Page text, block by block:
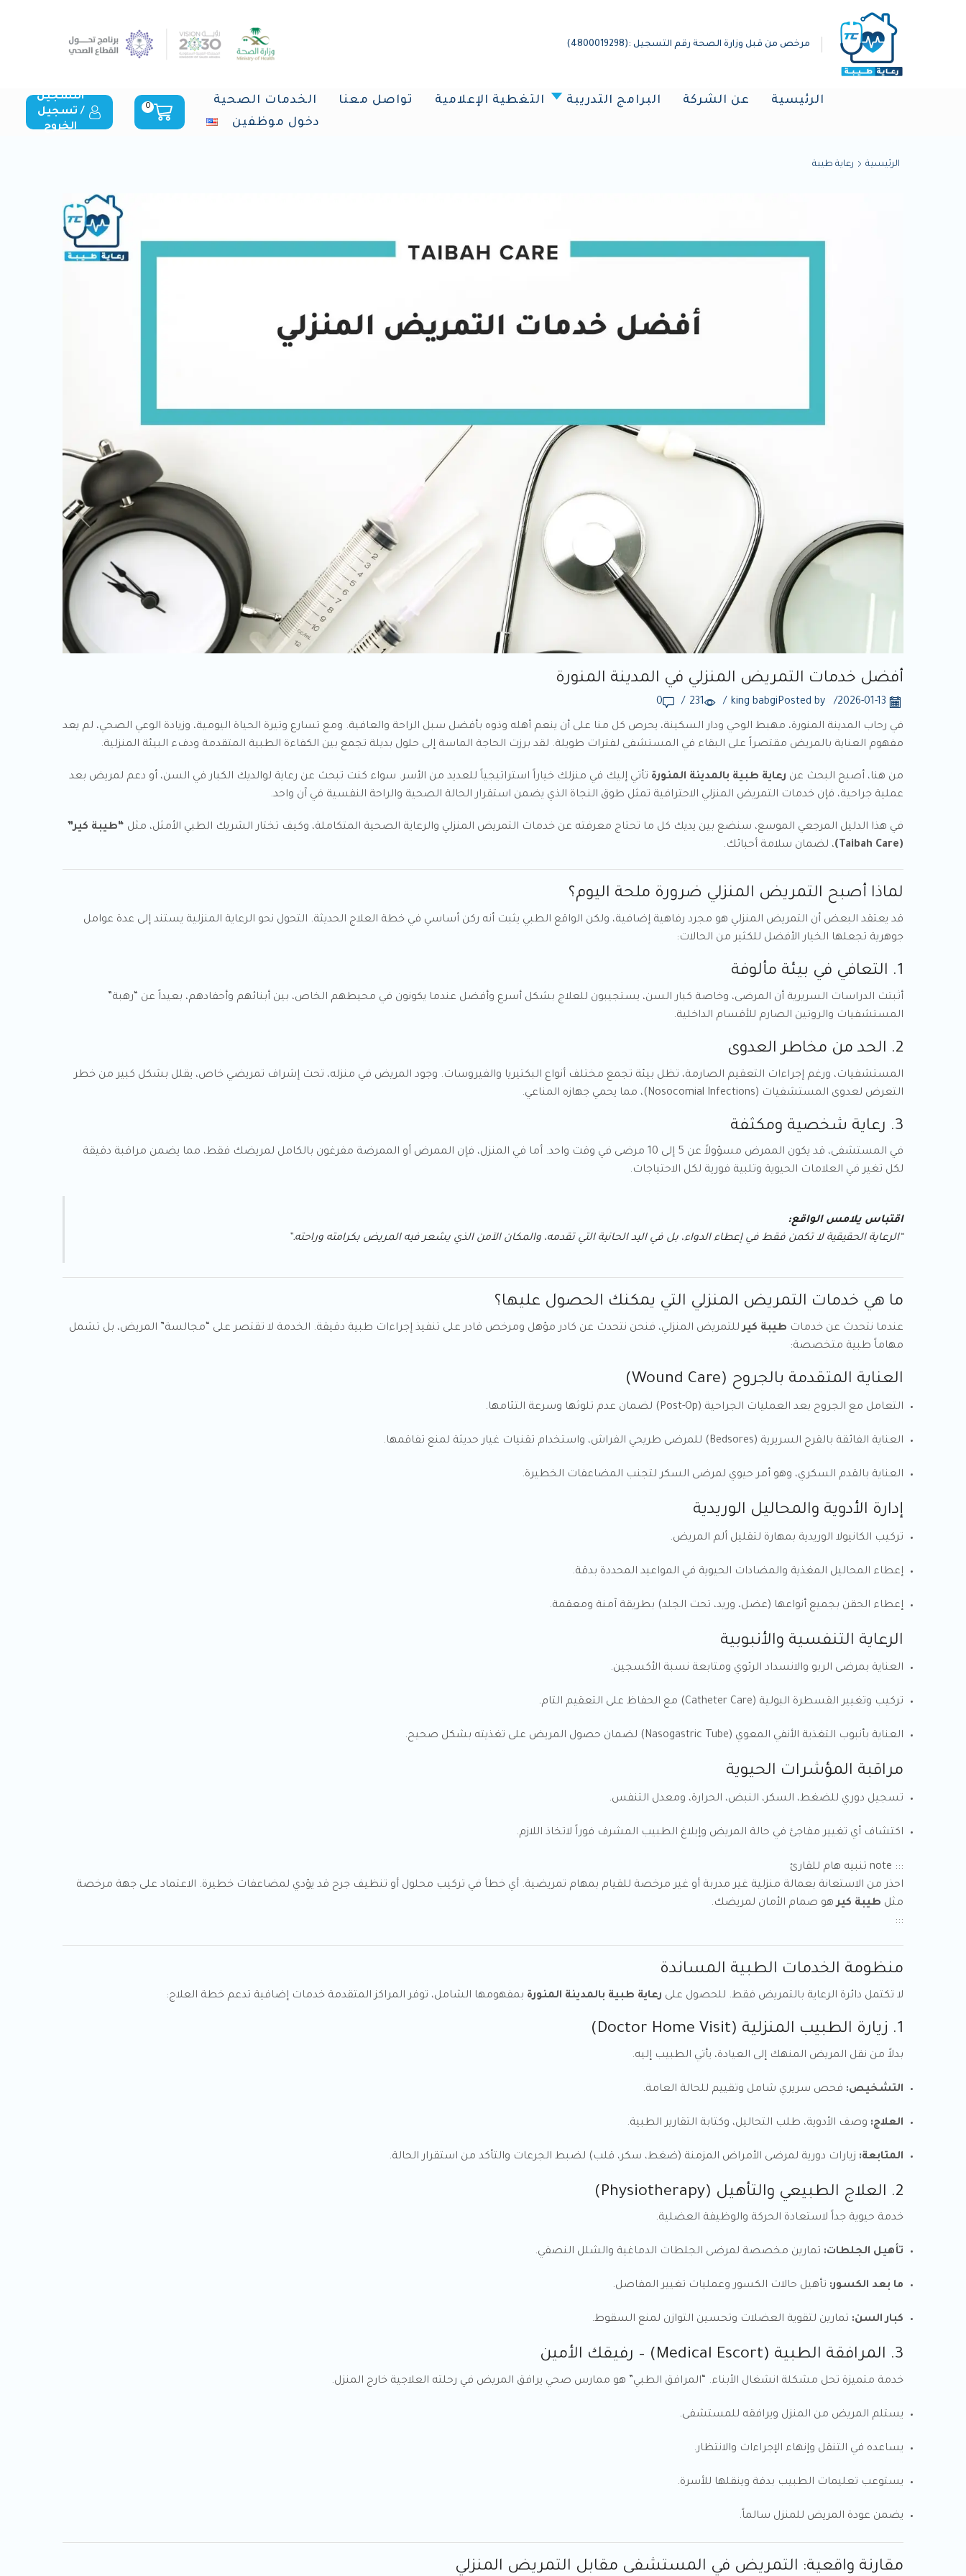
مرخص من قبل وزارة الصحة رقم التسجيل :(4800019298)
الرئيسية عن الشركة البرامج التدريبة التغطية الإعلامية تواصل معنا
الخدمات الصحية
دخول موظفين
0
التسجيل
/ تسجيل
الخروج
الرئيسية رعاية طيبة
أفضل خدمات التمريض المنزلي في المدينة المنورة
/
Posted by
king babgi
/
231
/
0
في رحاب المدينة المنورة، مهبط الوحي ودار السكينة، يحرص كل منا على أن ينعم أهله وذوه بأفضل سبل الراحة والعافية. ومع تسارع وتيرة الحياة اليومية، وزيادة الوعي الصحي، لم يعد
مفهوم العناية بالمريض مقتصراً على البقاء في المستشفى لفترات طويلة. لقد برزت الحاجة الماسة إلى حلول بديلة تجمع بين الكفاءة الطبية المتقدمة ودفء البيئة المنزلية.
من هنا، أصبح البحث عن رعاية طبية بالمدينة المنورة تأتي إليك في منزلك خياراً استراتيجياً للعديد من الأسر. سواء كنت تبحث عن رعاية لوالديك الكبار في السن، أو دعم لمريض بعد
عملية جراحية، فإن خدمات التمريض المنزلي الاحترافية تمثل طوق النجاة الذي يضمن استقرار الحالة الصحية والراحة النفسية في آن واحد.
في هذا الدليل المرجعي الموسع، سنضع بين يديك كل ما تحتاج معرفته عن خدمات التمريض المنزلي والرعاية الصحية المتكاملة، وكيف تختار الشريك الطبي الأمثل، مثل “طيبة كير”
(Taibah Care)
، لضمان سلامة أحبائك.
لماذا أصبح التمريض المنزلي ضرورة ملحة اليوم؟
قد يعتقد البعض أن التمريض المنزلي هو مجرد رفاهية إضافية، ولكن الواقع الطبي يثبت أنه ركن أساسي في خطة العلاج الحديثة. التحول نحو الرعاية المنزلية يستند إلى عدة عوامل
جوهرية تجعلها الخيار الأفضل للكثير من الحالات:
1. التعافي في بيئة مألوفة
أثبتت الدراسات السريرية أن المرضى، وخاصة كبار السن، يستجيبون للعلاج بشكل أسرع وأفضل عندما يكونون في محيطهم الخاص، بين أبنائهم وأحفادهم، بعيداً عن “رهبة”
المستشفيات والروتين الصارم للأقسام الداخلية.
2. الحد من مخاطر العدوى
المستشفيات، ورغم إجراءات التعقيم الصارمة، تظل بيئة تجمع مختلف أنواع البكتيريا والفيروسات. وجود المريض في منزله، تحت إشراف تمريضي خاص، يقلل بشكل كبير من خطر
التعرض لعدوى المستشفيات (Nosocomial Infections)، مما يحمي جهازه المناعي.
3. رعاية شخصية ومكثفة
في المستشفى، قد يكون الممرض مسؤولاً عن 5 إلى 10 مرضى في وقت واحد. أما في المنزل، فإن الممرض أو الممرضة مفرغون بالكامل لمريضك فقط، مما يضمن مراقبة دقيقة
لكل تغير في العلامات الحيوية وتلبية فورية لكل الاحتياجات.
اقتباس يلامس الواقع:
“الرعاية الحقيقية لا تكمن فقط في إعطاء الدواء، بل في اليد الحانية التي تقدمه، والمكان الآمن الذي يشعر فيه المريض بكرامته وراحته.”
ما هي خدمات التمريض المنزلي التي يمكنك الحصول عليها؟
عندما نتحدث عن خدمات طيبة كيرللتمريض المنزلي، فنحن نتحدث عن كادر مؤهل ومرخص قادر على تنفيذ إجراءات طبية دقيقة. الخدمة لا تقتصر على “مجالسة” المريض، بل تشمل
مهاماً طبية متخصصة:
العناية المتقدمة بالجروح (Wound Care)
التعامل مع الجروح بعد العمليات الجراحية (Post-Op) لضمان عدم تلوثها وسرعة التئامها.
العناية الفائقة بالقرح السريرية (Bedsores) للمرضى طريحي الفراش، واستخدام تقنيات غيار حديثة لمنع تفاقمها.
العناية بالقدم السكري، وهو أمر حيوي لمرضى السكر لتجنب المضاعفات الخطيرة.
إدارة الأدوية والمحاليل الوريدية
تركيب الكانيولا الوريدية بمهارة لتقليل ألم المريض.
إعطاء المحاليل المغذية والمضادات الحيوية في المواعيد المحددة بدقة.
إعطاء الحقن بجميع أنواعها (عضل، وريد، تحت الجلد) بطريقة آمنة ومعقمة.
الرعاية التنفسية والأنبوبية
العناية بمرضى الربو والانسداد الرئوي ومتابعة نسبة الأكسجين.
تركيب وتغيير القسطرة البولية (Catheter Care) مع الحفاظ على التعقيم التام.
العناية بأنبوب التغذية الأنفي المعوي (Nasogastric Tube) لضمان حصول المريض على تغذيته بشكل صحيح.
مراقبة المؤشرات الحيوية
تسجيل دوري للضغط، السكر، النبض، الحرارة، ومعدل التنفس.
اكتشاف أي تغيير مفاجئ في حالة المريض وإبلاغ الطبيب المشرف فوراً لاتخاذ اللازم.
::: note تنبيه هام للقارئ
احذر من الاستعانة بعمالة منزلية غير مدربة أو غير مرخصة للقيام بمهام تمريضية. أي خطأ في تركيب محلول أو تنظيف جرح قد يؤدي لمضاعفات خطيرة. الاعتماد على جهة مرخصة
مثل طيبة كيرهو صمام الأمان لمريضك.
:::
منظومة الخدمات الطبية المساندة
لا تكتمل دائرة الرعاية بالتمريض فقط. للحصول على رعاية طبية بالمدينة المنورة بمفهومها الشامل، توفر المراكز المتقدمة خدمات إضافية تدعم خطة العلاج:
1. زيارة الطبيب المنزلية (Doctor Home Visit)
بدلاً من نقل المريض المنهك إلى العيادة، يأتي الطبيب إليه.
التشخيص: فحص سريري شامل وتقييم للحالة العامة.
العلاج: وصف الأدوية، طلب التحاليل، وكتابة التقارير الطبية.
المتابعة: زيارات دورية لمرضى الأمراض المزمنة (ضغط، سكر، قلب) لضبط الجرعات والتأكد من استقرار الحالة.
2. العلاج الطبيعي والتأهيل (Physiotherapy)
خدمة حيوية جداً لاستعادة الحركة والوظيفة العضلية.
تأهيل الجلطات: تمارين مخصصة لمرضى الجلطات الدماغية والشلل النصفي.
ما بعد الكسور: تأهيل حالات الكسور وعمليات تغيير المفاصل.
كبار السن: تمارين لتقوية العضلات وتحسين التوازن لمنع السقوط.
3. المرافقة الطبية (Medical Escort) – رفيقك الأمين
خدمة متميزة تحل مشكلة انشغال الأبناء. “المرافق الطبي” هو ممارس صحي يرافق المريض في رحلته العلاجية خارج المنزل.
يستلم المريض من المنزل ويرافقه للمستشفى.
يساعده في التنقل وإنهاء الإجراءات والانتظار.
يستوعب تعليمات الطبيب بدقة وينقلها للأسرة.
يضمن عودة المريض للمنزل سالماً.
مقارنة واقعية: التمريض في المستشفى مقابل التمريض المنزلي